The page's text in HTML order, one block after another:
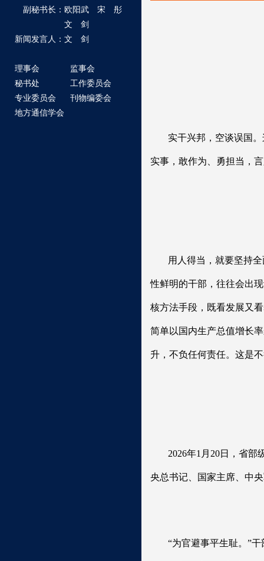
副秘书长：欧阳武 宋 彤
文 剑
新闻发言人：文 剑
理事会
监事会
秘书处
工作委员会
专业委员会
刊物编委会
地方通信学会
实干兴邦，空谈误国
实事，敢作为、勇担当，
用人得当，就要坚持
性鲜明的干部，往往会出
核方法手段，既看发展又
简单以国内生产总值增长
升，不负任何责任。这是
2026年1月20日，省
央总书记、国家主席、中
“为官避事平生耻。”